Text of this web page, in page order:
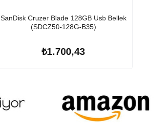
SanDisk Cruzer Blade 128GB Usb Bellek
(SDCZ50-128G-B35)
₺1.700,43